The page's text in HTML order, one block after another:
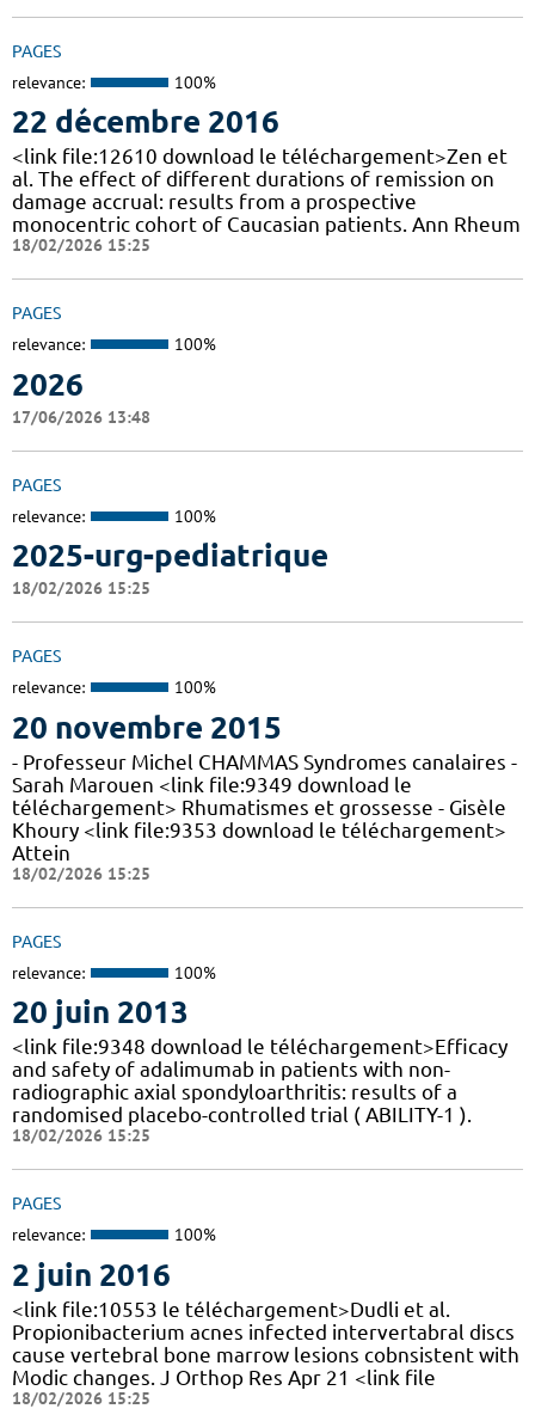
PAGES
relevance: 100%
22 décembre 2016
<link file:12610 download le téléchargement>Zen et
al. The effect of different durations of remission on
damage accrual: results from a prospective
monocentric cohort of Caucasian patients. Ann Rheum
18/02/2026 15:25
PAGES
relevance: 100%
2026
17/06/2026 13:48
PAGES
relevance: 100%
2025-urg-pediatrique
18/02/2026 15:25
PAGES
relevance: 100%
20 novembre 2015
- Professeur Michel CHAMMAS Syndromes canalaires -
Sarah Marouen <link file:9349 download le
téléchargement> Rhumatismes et grossesse - Gisèle
Khoury <link file:9353 download le téléchargement>
Attein
18/02/2026 15:25
PAGES
relevance: 100%
20 juin 2013
<link file:9348 download le téléchargement>Efficacy
and safety of adalimumab in patients with non-
radiographic axial spondyloarthritis: results of a
randomised placebo-controlled trial ( ABILITY-1 ).
18/02/2026 15:25
PAGES
relevance: 100%
2 juin 2016
<link file:10553 le téléchargement>Dudli et al.
Propionibacterium acnes infected intervertabral discs
cause vertebral bone marrow lesions cobnsistent with
Modic changes. J Orthop Res Apr 21 <link file
18/02/2026 15:25